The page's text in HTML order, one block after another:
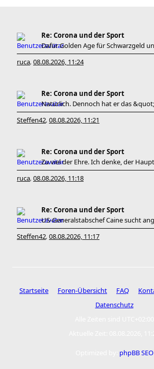
Re: Corona und der Sport
Dafür Golden Age für Schwarzgeld
ruca, 08.08.2026, 11:24
Re: Corona und der Sport
Natürlich. Dennoch hat er das
Steffen42, 08.08.2026, 11:21
Re: Corona und der Sport
Zu viel der Ehre. Ich denke, der
ruca, 08.08.2026, 11:18
Re: Corona und der Sport
US-Generalstabschef Caine sucht
Steffen42, 08.08.2026, 11:17
Startseite Foren-Übersicht FAQ
Datenschutz
phpBB SEO